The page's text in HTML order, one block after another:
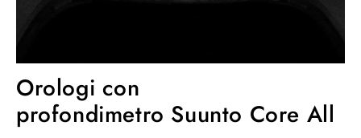
Orologi con
profondimetro Suunto Core All